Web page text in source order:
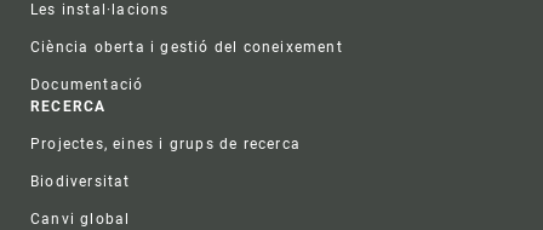
Les instal·lacions
Ciència oberta i gestió del coneixement
Documentació
RECERCA
Projectes, eines i grups de recerca
Biodiversitat
Canvi global